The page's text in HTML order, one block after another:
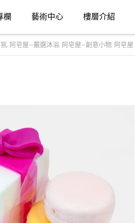
欄 藝術中心 樓層介紹
, 阿皂屋—嚴選沐浴, 阿皂屋—創意小物, 阿皂屋